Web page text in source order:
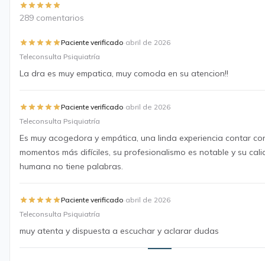
289 comentarios
Paciente verificado·abril de 2026
Teleconsulta Psiquiatría
La dra es muy empatica, muy comoda en su atencion!!
Paciente verificado·abril de 2026
Teleconsulta Psiquiatría
Es muy acogedora y empática, una linda experiencia contar
momentos más difíciles, su profesionalismo es notable y su
humana no tiene palabras.
Paciente verificado·abril de 2026
Teleconsulta Psiquiatría
muy atenta y dispuesta a escuchar y aclarar dudas